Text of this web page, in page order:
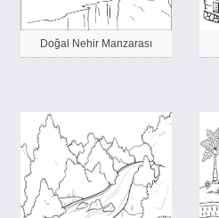
Doğal Nehir Manzarası